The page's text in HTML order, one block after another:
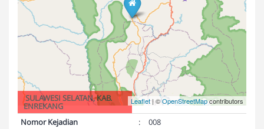
Leaflet | ©OpenStreetMapcontributors
SULAWESI SELATAN, KAB.
ENREKANG
Nomor Kejadian
:
008